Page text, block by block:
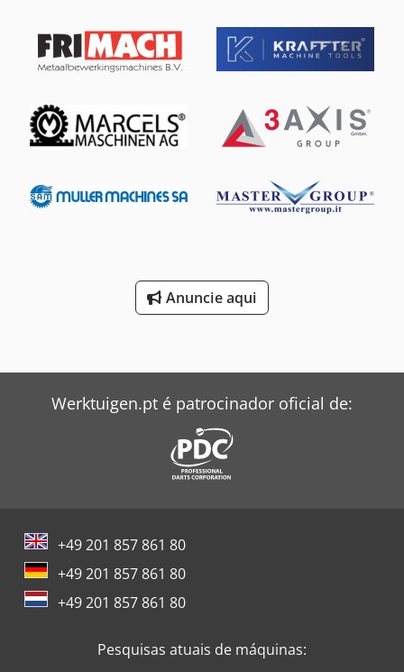
Anuncie aqui
Werktuigen.pt é patrocinador oficial de:
+49 201 857 861 80
+49 201 857 861 80
+49 201 857 861 80
Pesquisas atuais de máquinas: